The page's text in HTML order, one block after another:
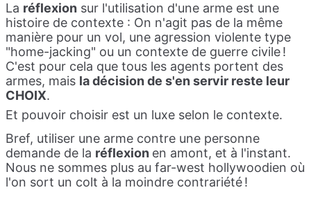
La réflexion sur l'utilisation d'une arme est une
histoire de contexte : On n'agit pas de la même
manière pour un vol, une agression violente type
"home-jacking" ou un contexte de guerre civile !
C'est pour cela que tous les agents portent des
armes, mais la décision de s'en servir reste leur
CHOIX.
Et pouvoir choisir est un luxe selon le contexte.
Bref, utiliser une arme contre une personne
demande de la réflexion en amont, et à l'instant.
Nous ne sommes plus au far-west hollywoodien où
l'on sort un colt à la moindre contrariété !